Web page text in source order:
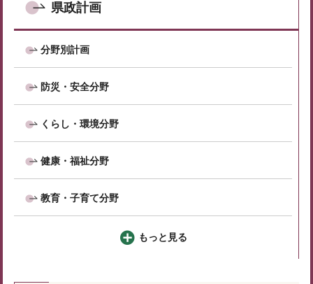
県政計画
分野別計画
防災・安全分野
くらし・環境分野
健康・福祉分野
教育・子育て分野
もっと見る